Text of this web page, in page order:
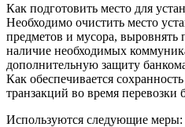
Как подготовить место для
Необходимо очистить место
предметов и мусора, выровнять
наличие необходимых
дополнительную защиту
Как обеспечивается
транзакций во время перевозки
Используются следующие меры: